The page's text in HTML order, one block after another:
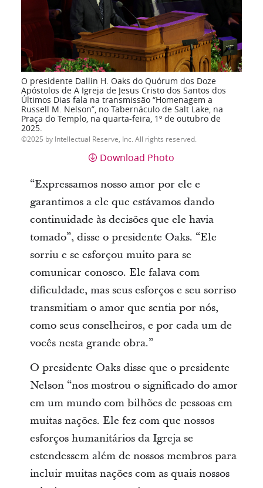
O presidente Dallin H. Oaks do Quórum dos Doze
Apóstolos de A Igreja de Jesus Cristo dos Santos dos
Últimos Dias fala na transmissão “Homenagem a
Russell M. Nelson”, no Tabernáculo de Salt Lake, na
Praça do Templo, na quarta-feira, 1º de outubro de
2025.
2025 by Intellectual Reserve, Inc. All rights reserved.
Download Photo
“Expressamos nosso amor por ele e
garantimos a ele que estávamos dando
continuidade às decisões que ele havia
tomado”, disse o presidente Oaks. “Ele
sorriu e se esforçou muito para se
comunicar conosco. Ele falava com
dificuldade, mas seus esforços e seu sorriso
transmitiam o amor que sentia por nós,
como seus conselheiros, e por cada um de
vocês nesta grande obra.”
O presidente Oaks disse que o presidente
Nelson “nos mostrou o significado do amor
em um mundo com bilhões de pessoas em
muitas nações. Ele fez com que nossos
esforços humanitários da Igreja se
estendessem além de nossos membros para
incluir muitas nações com as quais nossos